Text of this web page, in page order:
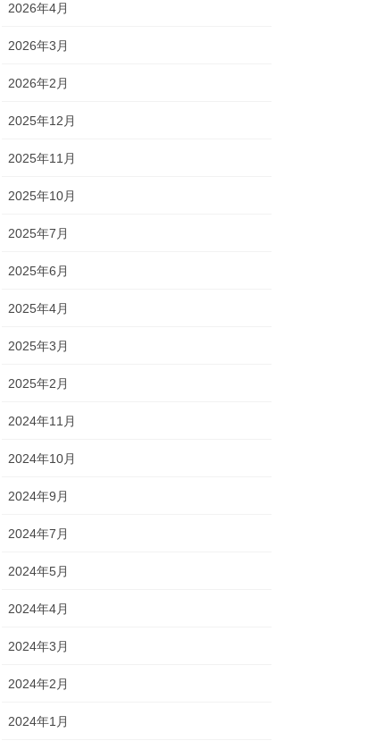
2026年4月
2026年3月
2026年2月
2025年12月
2025年11月
2025年10月
2025年7月
2025年6月
2025年4月
2025年3月
2025年2月
2024年11月
2024年10月
2024年9月
2024年7月
2024年5月
2024年4月
2024年3月
2024年2月
2024年1月